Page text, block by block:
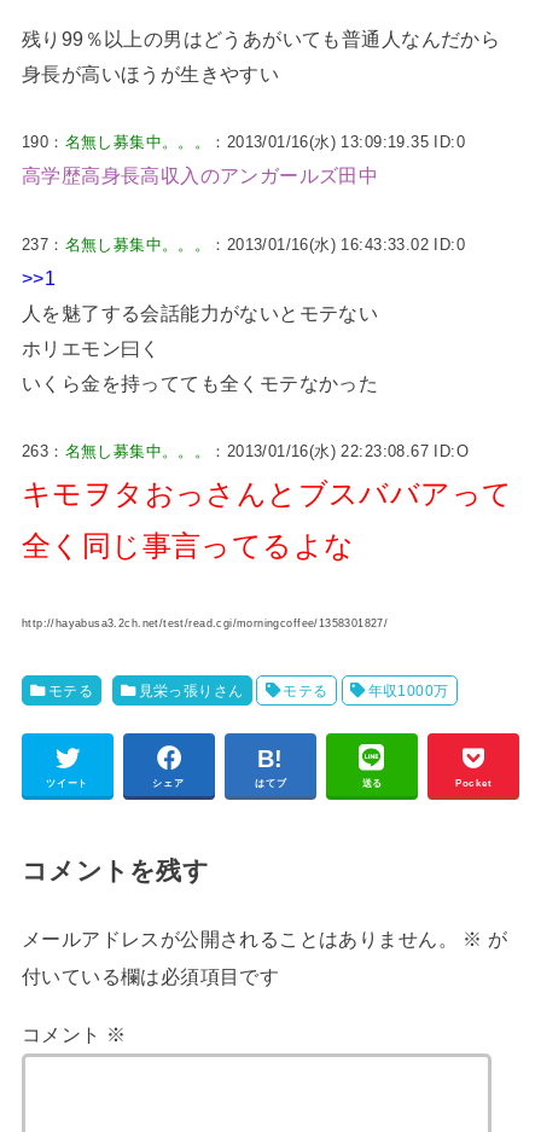
残り99％以上の男はどうあがいても普通人なんだから
身長が高いほうが生きやすい
190： 名無し募集中。。。 ：2013/01/16(水) 13:09:19.35 ID:0
高学歴高身長高収入のアンガールズ田中
237： 名無し募集中。。。 ：2013/01/16(水) 16:43:33.02 ID:0
>>1
人を魅了する会話能力がないとモテない
ホリエモン曰く
いくら金を持ってても全くモテなかった
263： 名無し募集中。。。 ：2013/01/16(水) 22:23:08.67 ID:O
キモヲタおっさんとブスババアって
全く同じ事言ってるよな
http://hayabusa3.2ch.net/test/read.cgi/morningcoffee/1358301827/
モテる 見栄っ張りさん モテる 年収1000万
ツイート シェア はてブ 送る Pocket
コメントを残す
メールアドレスが公開されることはありません。 ※ が
付いている欄は必須項目です
コメント ※